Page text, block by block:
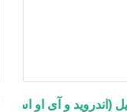
(اندروید و آی او اس)